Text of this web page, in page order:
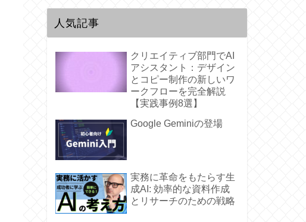
人気記事
クリエイティブ部門でAI
アシスタント：デザイン
とコピー制作の新しいワ
ークフローを完全解説
【実践事例8選】
Google Geminiの登場
実務に革命をもたらす生
成AI: 効率的な資料作成
とリサーチのための戦略